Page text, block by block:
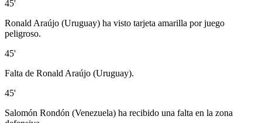
45'
Ronald Araújo (Uruguay) ha visto tarjeta amarilla por juego
peligroso.
45'
Falta de Ronald Araújo (Uruguay).
45'
Salomón Rondón (Venezuela) ha recibido una falta en la zona